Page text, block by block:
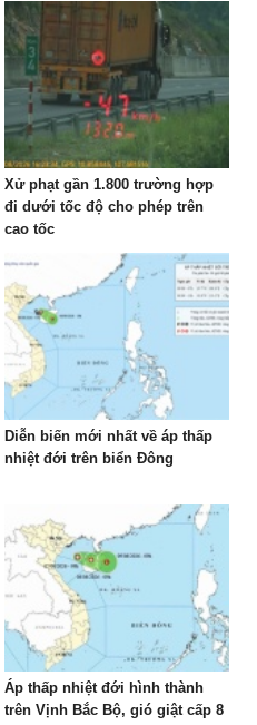
Xử phạt gần 1.800 trường hợp
đi dưới tốc độ cho phép trên
cao tốc
Diễn biến mới nhất về áp thấp
nhiệt đới trên biển Đông
Áp thấp nhiệt đới hình thành
trên Vịnh Bắc Bộ, gió giật cấp 8